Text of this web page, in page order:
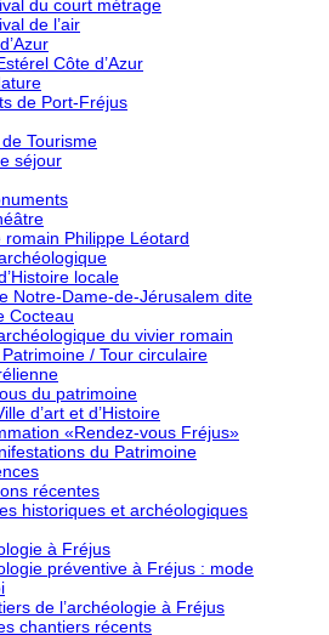
du court métrage
de l’air
Côte d’Azur
de Port-Fréjus
de Tourisme
séjour
romain Philippe Léotard
locale
Notre-Dame-de-Jérusalem dite
Cocteau
du vivier romain
/ Tour circulaire
du patrimoine
d’art et d’Histoire
«Rendez-vous Fréjus»
du Patrimoine
récentes
historiques et archéologiques
à Fréjus
préventive à Fréjus : mode
de l’archéologie à Fréjus
chantiers récents